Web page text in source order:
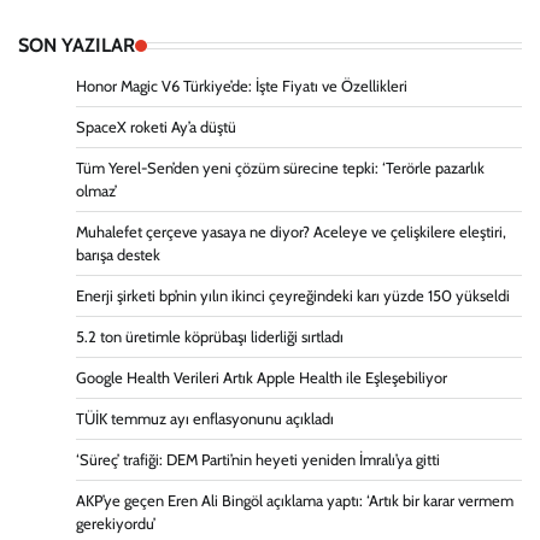
SON YAZILAR
Honor Magic V6 Türkiye’de: İşte Fiyatı ve Özellikleri
SpaceX roketi Ay’a düştü
Tüm Yerel-Sen’den yeni çözüm sürecine tepki: ‘Terörle pazarlık
olmaz’
Muhalefet çerçeve yasaya ne diyor? Aceleye ve çelişkilere eleştiri,
barışa destek
Enerji şirketi bp’nin yılın ikinci çeyreğindeki karı yüzde 150 yükseldi
5.2 ton üretimle köprübaşı liderliği sırtladı
Google Health Verileri Artık Apple Health ile Eşleşebiliyor
TÜİK temmuz ayı enflasyonunu açıkladı
‘Süreç’ trafiği: DEM Parti’nin heyeti yeniden İmralı’ya gitti
AKP’ye geçen Eren Ali Bingöl açıklama yaptı: ‘Artık bir karar vermem
gerekiyordu’